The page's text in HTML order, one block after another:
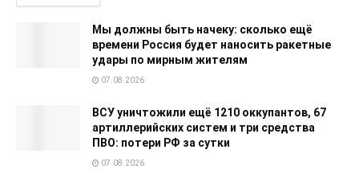
Мы должны быть начеку: сколько ещё
времени Россия будет наносить ракетные
удары по мирным жителям
07.08.2026
ВСУ уничтожили ещё 1210 оккупантов, 67
артиллерийских систем и три средства
ПВО: потери РФ за сутки
07.08.2026